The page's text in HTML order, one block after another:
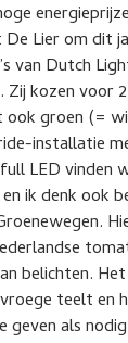
Lier om dit
van Dutch
Zij kozen voor
groen (=
installatie
LED vinden
ik denk ook
belichten.
teelt en
geven als